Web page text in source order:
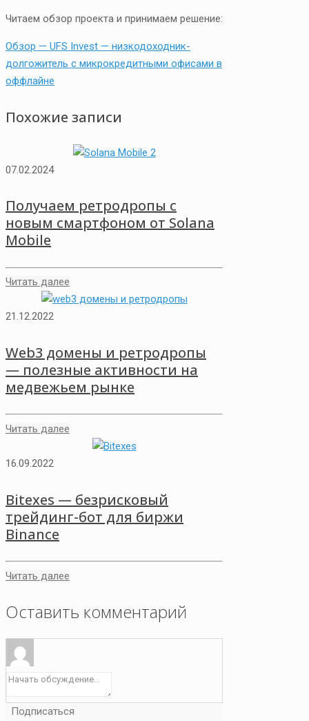
Читаем обзор проекта и принимаем решение:
Обзор — UFS Invest — низкодоходник-
долгожитель с микрокредитными офисами в
оффлайне
Похожие записи
07.02.2024
Получаем ретродропы с
новым смартфоном от Solana
Mobile
Читать далее
21.12.2022
Web3 домены и ретродропы
— полезные активности на
медвежьем рынке
Читать далее
16.09.2022
Bitexes — безрисковый
трейдинг-бот для биржи
Binance
Читать далее
Оставить комментарий
Подписаться